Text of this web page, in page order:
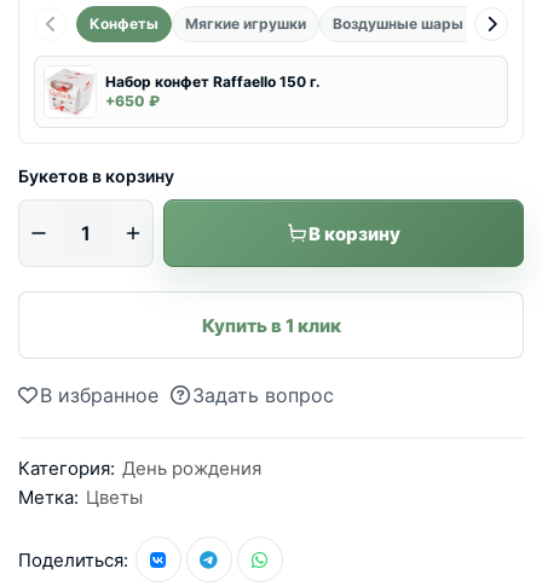
Конфеты Мягкие игрушки Воздушные шары
Набор конфет Raffaello 150 г.
+650 ₽
Букетов в корзину
В корзину
Купить в 1 клик
В избранное Задать вопрос
Категория: День рождения
Метка: Цветы
Поделиться: